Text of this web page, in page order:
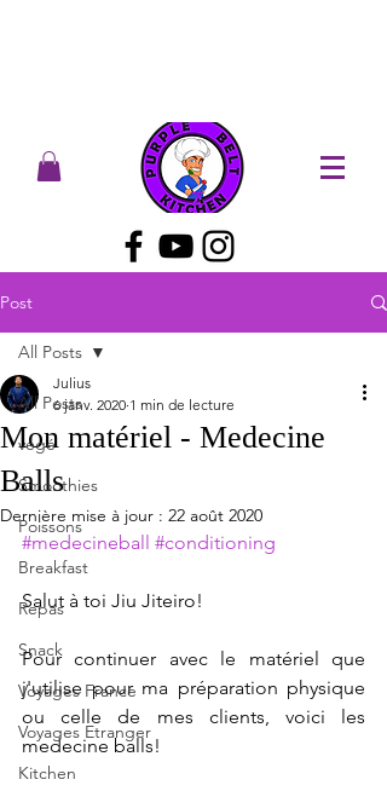
Post
All Posts
végé
Smoothies
Poissons
Breakfast
Repas
Snack
Voyages France
Voyages Etranger
Kitchen
All Posts
Mon matériel - Medecine
Balls
Julius
6 janv. 2020 1 min de lecture
Dernière mise à jour : 22 août 2020
#medecineball #conditioning
Salut à toi Jiu Jiteiro!
Pour continuer avec le matériel que
j'utilise pour ma préparation physique
ou celle de mes clients, voici les
medecine balls!